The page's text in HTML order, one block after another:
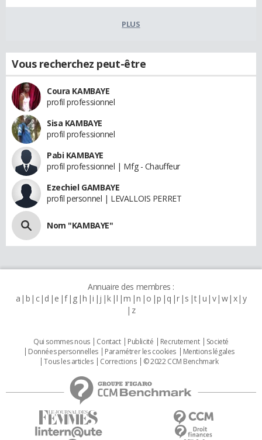
PLUS
Vous recherchez peut-être
Coura KAMBAYE
profil professionnel
Sisa KAMBAYE
profil professionnel
Pabi KAMBAYE
profil professionnel | Mfg - Chauffeur
Ezechiel GAMBAYE
profil personnel | LEVALLOIS PERRET
Nom "KAMBAYE"
Annuaire des membres :
a b c d e f g h i j k l m n o p q r s t u v w x y
z
Qui sommes nous Contact Publicité Recrutement
Societé
Données personnelles
Paramétrer les cookies
Mentions légales
Tous les articles
Corrections © 2022 CCM Benchmark